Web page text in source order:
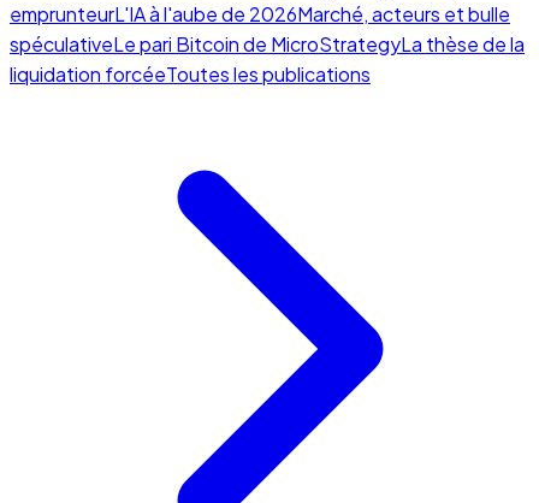
emprunteurL'IA à l'aube de 2026Marché, acteurs et bulle
spéculativeLe pari Bitcoin de MicroStrategyLa thèse de la
liquidation forcéeToutes les publications